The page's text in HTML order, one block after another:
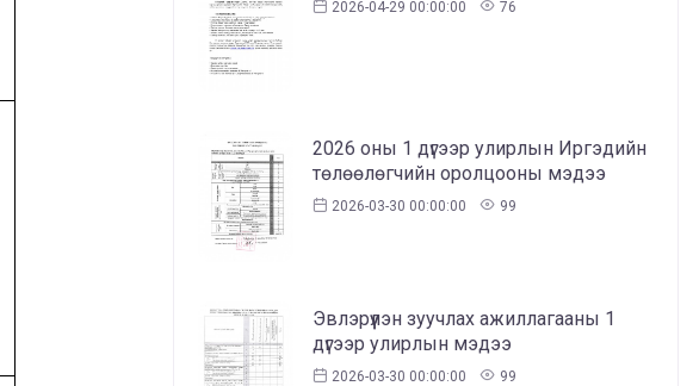
2026-04-29 00:00:00 76
2026 оны 1 дүгээр улирлын Иргэдийн
төлөөлөгчийн оролцооны мэдээ
2026-03-30 00:00:00 99
Эвлэрүүлэн зуучлах ажиллагааны 1
дүгээр улирлын мэдээ
2026-03-30 00:00:00 99